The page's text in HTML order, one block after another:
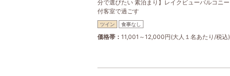
分で選びたい 素泊まり】レイクビューバルコニー
付客室で過ごす
ツイン 食事なし
価格帯 11,001～12,000円(大人１名あたり/税込)